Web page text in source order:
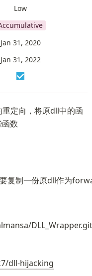
Low
Jan 31, 2020
Jan 31, 2022
定向，将原dll中的函
数
复制一份原dll作为
DLL_Wrapper.git
dll-hijacking